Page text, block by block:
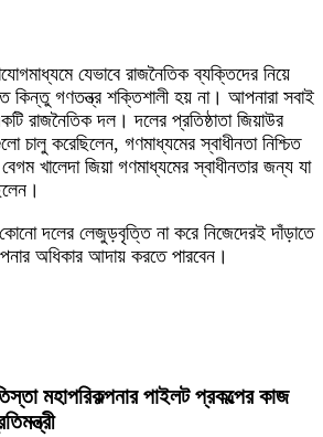
যেভাবে রাজনৈতিক ব্যক্তিদের নিয়ে
কিন্তু গণতন্ত্র শক্তিশালী হয় না। আপনারা সবাই
রাজনৈতিক দল। দলের প্রতিষ্ঠাতা জিয়াউর
চালু করেছিলেন, গণমাধ্যমের স্বাধীনতা নিশ্চিত
খালেদা জিয়া গণমাধ্যমের স্বাধীনতার জন্য যা
দলের লেজুড়বৃত্তি না করে নিজেদেরই দাঁড়াতে
অধিকার আদায় করতে পারবেন।
মহাপরিকল্পনার পাইলট প্রকল্পের কাজ